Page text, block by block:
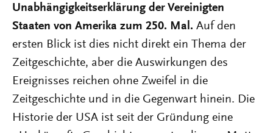
Unabhängigkeitserklärung der Vereinigten
Staaten von Amerika zum 250. Mal. Auf den
ersten Blick ist dies nicht direkt ein Thema der
Zeitgeschichte, aber die Auswirkungen des
Ereignisses reichen ohne Zweifel in die
Zeitgeschichte und in die Gegenwart hinein. Die
Historie der USA ist seit der Gründung eine